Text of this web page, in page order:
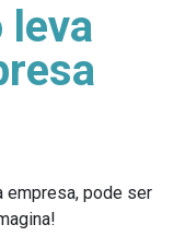
leva
empresa, pode ser